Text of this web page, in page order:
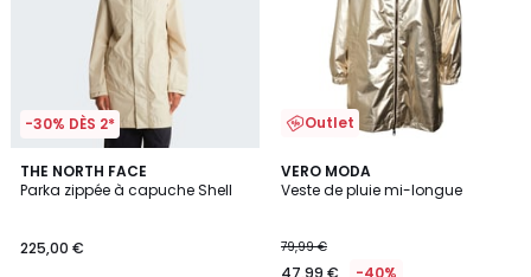
-30% DÈS 2*
THE NORTH FACE
Parka zippée à capuche Shell
225,00 €
Outlet
VERO MODA
Veste de pluie mi-longue
79,99 €
47,99 € -40%
4,4
/ 5